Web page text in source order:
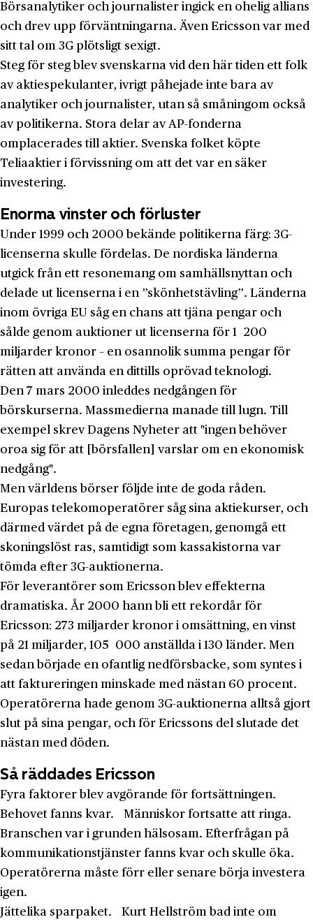
Börsanalytiker och journalister ingick en ohelig allians
och drev upp förväntningarna. Även Ericsson var med
sitt tal om 3G plötsligt sexigt.
Steg för steg blev svenskarna vid den här tiden ett folk
av aktiespekulanter, ivrigt påhejade inte bara av
analytiker och journalister, utan så småningom också
av politikerna. Stora delar av AP-fonderna
omplacerades till aktier. Svenska folket köpte
Teliaaktier i förvissning om att det var en säker
investering.
Enorma vinster och förluster
Under 1999 och 2000 bekände politikerna färg: 3G-
licenserna skulle fördelas. De nordiska länderna
utgick från ett resonemang om samhällsnyttan och
delade ut licenserna i en ”skönhetstävling”. Länderna
inom övriga EU såg en chans att tjäna pengar och
sålde genom auktioner ut licenserna för 1 200
miljarder kronor – en osannolik summa pengar för
rätten att använda en dittills oprövad teknologi.
Den 7 mars 2000 inleddes nedgången för
börskurserna. Massmedierna manade till lugn. Till
exempel skrev Dagens Nyheter att "ingen behöver
oroa sig för att [börsfallen] varslar om en ekonomisk
nedgång".
Men världens börser följde inte de goda råden.
Europas telekomoperatörer såg sina aktiekurser, och
därmed värdet på de egna företagen, genomgå ett
skoningslöst ras, samtidigt som kassakistorna var
tömda efter 3G-auktionerna.
För leverantörer som Ericsson blev effekterna
dramatiska. År 2000 hann bli ett rekordår för
Ericsson: 273 miljarder kronor i omsättning, en vinst
på 21 miljarder, 105 000 anställda i 130 länder. Men
sedan började en ofantlig nedförsbacke, som syntes i
att faktureringen minskade med nästan 60 procent.
Operatörerna hade genom 3G-auktionerna alltså gjort
slut på sina pengar, och för Ericssons del slutade det
nästan med döden.
Så räddades Ericsson
Fyra faktorer blev avgörande för fortsättningen.
Behovet fanns kvar.
Människor fortsatte att ringa.
Branschen var i grunden hälsosam. Efterfrågan på
kommunikationstjänster fanns kvar och skulle öka.
Operatörerna måste förr eller senare börja investera
igen.
Jättelika sparpaket.
Kurt Hellström bad inte om